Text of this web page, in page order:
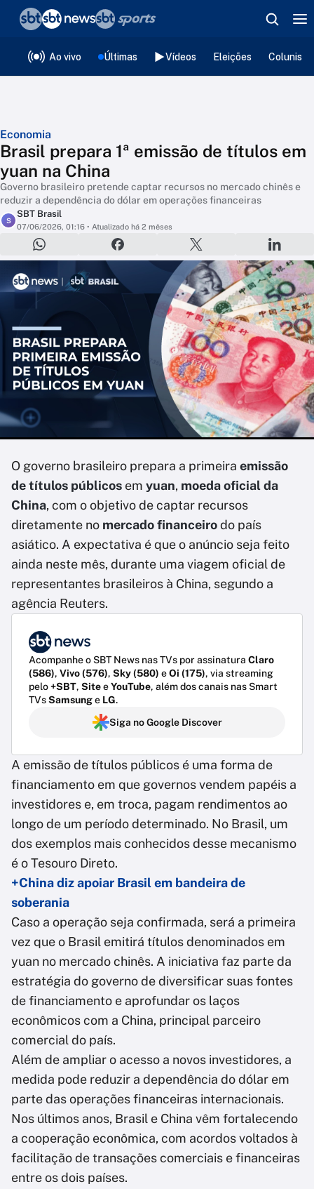
Ao vivo Últimas Vídeos Eleições
Economia
Brasil prepara 1ª emissão de títulos em
yuan na China
Governo brasileiro pretende captar recursos no mercado chinês e
reduzir a dependência do dólar em operações financeiras
S
SBT Brasil
07/06/2026, 01:16 • Atualizado há 2 mêses
O governo brasileiro prepara a primeira emissão
de títulos públicos em yuan, moeda oficial da
China, com o objetivo de captar recursos
diretamente no mercado financeirodo país
asiático. A expectativa é que o anúncio seja feito
ainda neste mês, durante uma viagem oficial de
representantes brasileiros à China, segundo a
agência Reuters.
Acompanhe o SBT News nas TVs por assinatura Claro
(586), Vivo (576), Sky (580) eOi (175), via streaming
pelo+SBT, SiteeYouTube, além dos canais nas Smart
TVsSamsunge LG.
Siga no Google Discover
A emissão de títulos públicos é uma forma de
financiamento em que governos vendem papéis a
investidores e, em troca, pagam rendimentos ao
longo de um período determinado. No Brasil, um
dos exemplos mais conhecidos desse mecanismo
é o Tesouro Direto.
+China diz apoiar Brasil em bandeira de
soberania
Caso a operação seja confirmada, será a primeira
vez que o Brasil emitirá títulos denominados em
yuan no mercado chinês. A iniciativa faz parte da
estratégia do governo de diversificar suas fontes
de financiamento e aprofundar os laços
econômicos com a China, principal parceiro
comercial do país.
Além de ampliar o acesso a novos investidores, a
medida pode reduzir a dependência do dólar em
parte das operações financeiras internacionais.
Nos últimos anos, Brasil e China vêm fortalecendo
a cooperação econômica, com acordos voltados à
facilitação de transações comerciais e financeiras
entre os dois países.
❮voltar
Editorias